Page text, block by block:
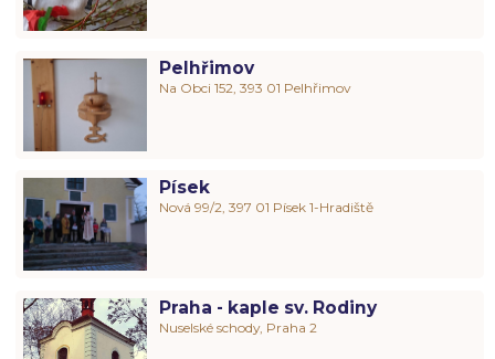
Pelhřimov
Na Obci 152, 393 01 Pelhřimov
Písek
Nová 99/2, 397 01 Písek 1-Hradiště
Praha - kaple sv. Rodiny
Nuselské schody, Praha 2